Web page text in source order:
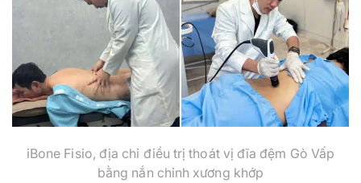
iBone Fisio, địa chỉ điều trị thoát vị đĩa đệm Gò Vấp
bằng nắn chỉnh xương khớp